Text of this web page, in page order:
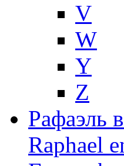
V
W
Y
Z
Рафаэль
Raphael